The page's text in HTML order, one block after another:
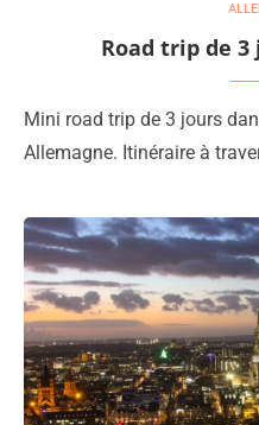
Road trip de
Mini road trip de 3 jours
Allemagne. Itinéraire à